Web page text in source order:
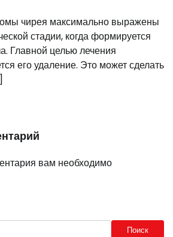
чирея максимально выражены
стадии, когда формируется
Главной целью лечения
его удаление. Это может сделать
вам необходимо
Поиск